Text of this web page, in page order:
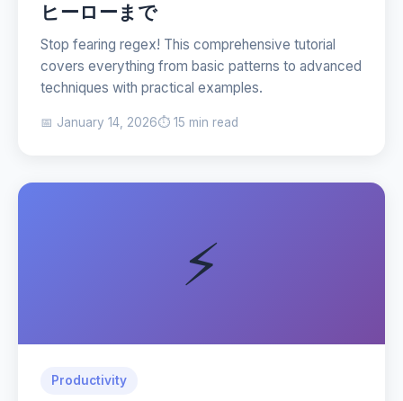
ヒーローまで
Stop fearing regex! This comprehensive tutorial
covers everything from basic patterns to advanced
techniques with practical examples.
📅 January 14, 2026⏱️ 15 min read
⚡
Productivity